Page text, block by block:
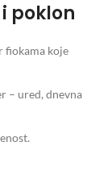
poklon
fiokama koje
– ured, dnevna